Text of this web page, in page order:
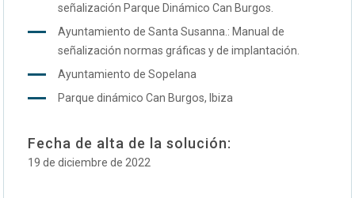
señalización Parque Dinámico Can Burgos.
Ayuntamiento de Santa Susanna.: Manual de
señalización normas gráficas y de implantación.
Ayuntamiento de Sopelana
Parque dinámico Can Burgos, Ibiza
Fecha de alta de la solución:
19 de diciembre de 2022